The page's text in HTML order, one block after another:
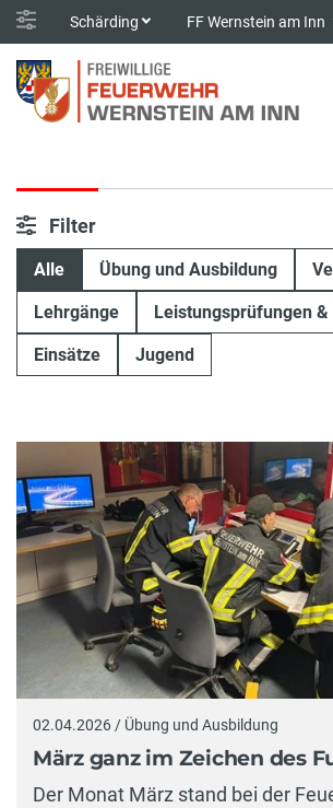
Schärding FF Wernstein am Inn
Filter
Alle Übung und Ausbildung
Lehrgänge Leistungsprüfungen &
Einsätze Jugend
02.04.2026 / Übung und Ausbildung
März ganz im Zeichen des
Der Monat März stand bei der